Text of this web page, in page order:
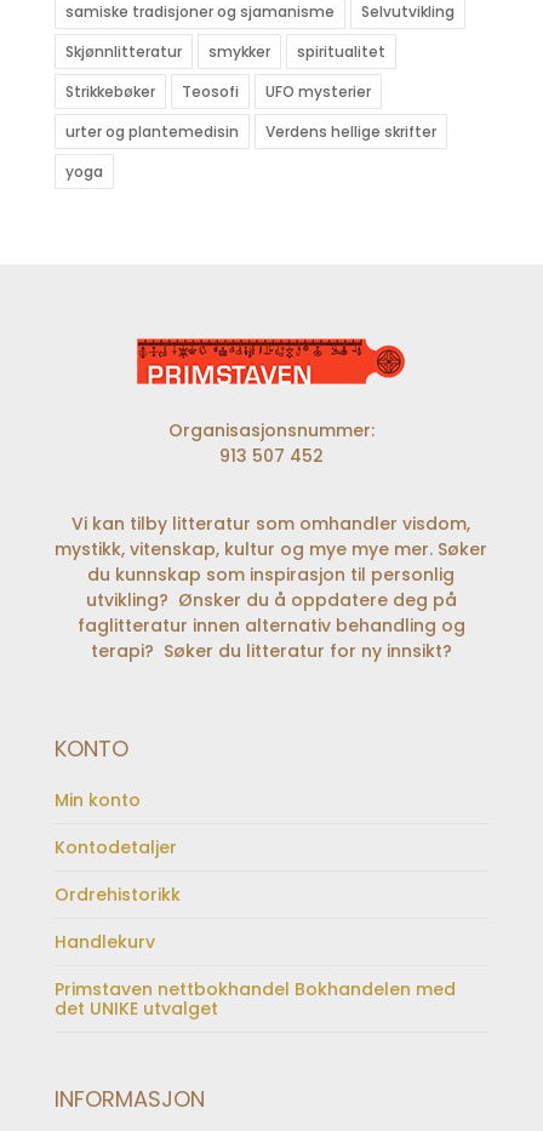
samiske tradisjoner og sjamanisme
Selvutvikling
Skjønnlitteratur
smykker
spiritualitet
Strikkebøker
Teosofi
UFO mysterier
urter og plantemedisin
Verdens hellige skrifter
yoga
Organisasjonsnummer:
913 507 452
Vi kan tilby litteratur som omhandler visdom,
mystikk, vitenskap, kultur og mye mye mer. Søker
du kunnskap som inspirasjon til personlig
utvikling? Ønsker du å oppdatere deg på
faglitteratur innen alternativ behandling og
terapi? Søker du litteratur for ny innsikt?
KONTO
Min konto
Kontodetaljer
Ordrehistorikk
Handlekurv
Primstaven nettbokhandel Bokhandelen med
det UNIKE utvalget
INFORMASJON